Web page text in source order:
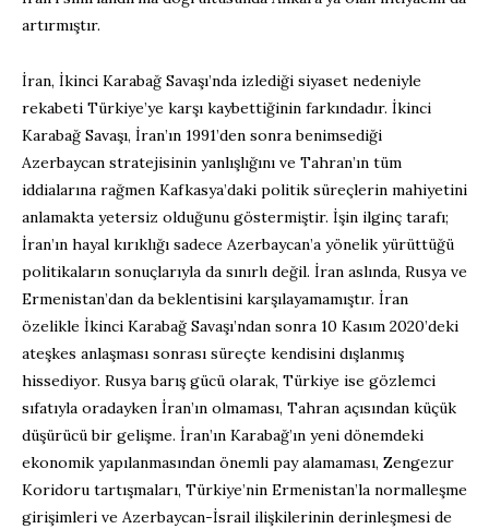
artırmıştır.
İran, İkinci Karabağ Savaşı’nda izlediği siyaset nedeniyle
rekabeti Türkiye’ye karşı kaybettiğinin farkındadır. İkinci
Karabağ Savaşı, İran’ın 1991’den sonra benimsediği
Azerbaycan stratejisinin yanlışlığını ve Tahran’ın tüm
iddialarına rağmen Kafkasya’daki politik süreçlerin mahiyetini
anlamakta yetersiz olduğunu göstermiştir. İşin ilginç tarafı;
İran’ın hayal kırıklığı sadece Azerbaycan’a yönelik yürüttüğü
politikaların sonuçlarıyla da sınırlı değil. İran aslında, Rusya ve
Ermenistan’dan da beklentisini karşılayamamıştır. İran
özelikle İkinci Karabağ Savaşı’ndan sonra 10 Kasım 2020’deki
ateşkes anlaşması sonrası süreçte kendisini dışlanmış
hissediyor. Rusya barış gücü olarak, Türkiye ise gözlemci
sıfatıyla oradayken İran’ın olmaması, Tahran açısından küçük
düşürücü bir gelişme. İran’ın Karabağ’ın yeni dönemdeki
ekonomik yapılanmasından önemli pay alamaması, Zengezur
Koridoru tartışmaları, Türkiye’nin Ermenistan’la normalleşme
girişimleri ve Azerbaycan-İsrail ilişkilerinin derinleşmesi de